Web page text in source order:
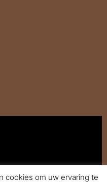
cookies om uw ervaring te